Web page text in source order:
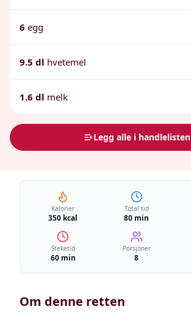
6 egg
9.5 dl hvetemel
1.6 dl melk
Legg alle i handlelisten
Kalorier
350 kcal
Total tid
80 min
Steketid
60 min
Porsjoner
8
Om denne retten